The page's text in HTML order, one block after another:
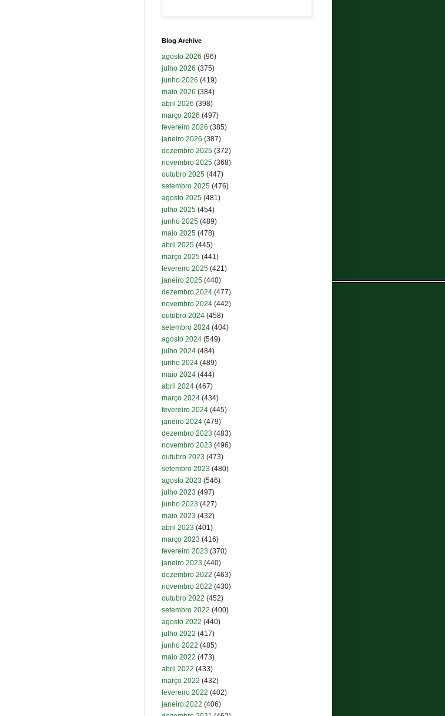
Blog Archive
agosto 2026 (96)
julho 2026 (375)
junho 2026 (419)
maio 2026 (384)
abril 2026 (398)
março 2026 (497)
fevereiro 2026 (385)
janeiro 2026 (387)
dezembro 2025 (372)
novembro 2025 (368)
outubro 2025 (447)
setembro 2025 (476)
agosto 2025 (481)
julho 2025 (454)
junho 2025 (489)
maio 2025 (478)
abril 2025 (445)
março 2025 (441)
fevereiro 2025 (421)
janeiro 2025 (440)
dezembro 2024 (477)
novembro 2024 (442)
outubro 2024 (458)
setembro 2024 (404)
agosto 2024 (549)
julho 2024 (484)
junho 2024 (489)
maio 2024 (444)
abril 2024 (467)
março 2024 (434)
fevereiro 2024 (445)
janeiro 2024 (479)
dezembro 2023 (483)
novembro 2023 (496)
outubro 2023 (473)
setembro 2023 (480)
agosto 2023 (546)
julho 2023 (497)
junho 2023 (427)
maio 2023 (432)
abril 2023 (401)
março 2023 (416)
fevereiro 2023 (370)
janeiro 2023 (440)
dezembro 2022 (463)
novembro 2022 (430)
outubro 2022 (452)
setembro 2022 (400)
agosto 2022 (440)
julho 2022 (417)
junho 2022 (485)
maio 2022 (473)
abril 2022 (433)
março 2022 (432)
fevereiro 2022 (402)
janeiro 2022 (406)